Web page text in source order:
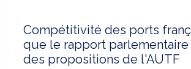
Compétitivité des ports
que le rapport
des propositions de l'AUTF